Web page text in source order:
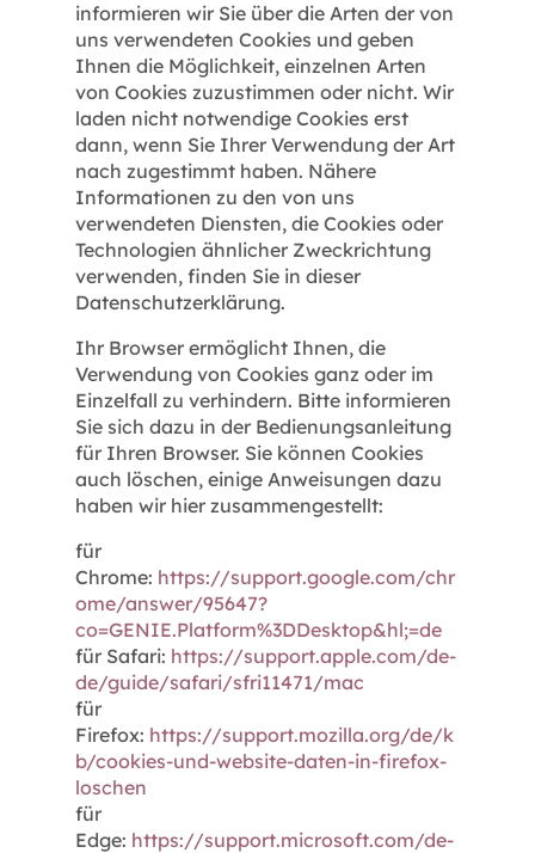
informieren wir Sie über die Arten der von
uns verwendeten Cookies und geben
Ihnen die Möglichkeit, einzelnen Arten
von Cookies zuzustimmen oder nicht. Wir
laden nicht notwendige Cookies erst
dann, wenn Sie Ihrer Verwendung der Art
nach zugestimmt haben. Nähere
Informationen zu den von uns
verwendeten Diensten, die Cookies oder
Technologien ähnlicher Zweckrichtung
verwenden, finden Sie in dieser
Datenschutzerklärung.
Ihr Browser ermöglicht Ihnen, die
Verwendung von Cookies ganz oder im
Einzelfall zu verhindern. Bitte informieren
Sie sich dazu in der Bedienungsanleitung
für Ihren Browser. Sie können Cookies
auch löschen, einige Anweisungen dazu
haben wir hier zusammengestellt:
für
Chrome: https://support.google.com/chr
ome/answer/95647?
co=GENIE.Platform%3DDesktop&hl;=de
für Safari: https://support.apple.com/de-
de/guide/safari/sfri11471/mac
für
Firefox: https://support.mozilla.org/de/k
b/cookies-und-website-daten-in-firefox-
loschen
für
Edge: https://support.microsoft.com/de-